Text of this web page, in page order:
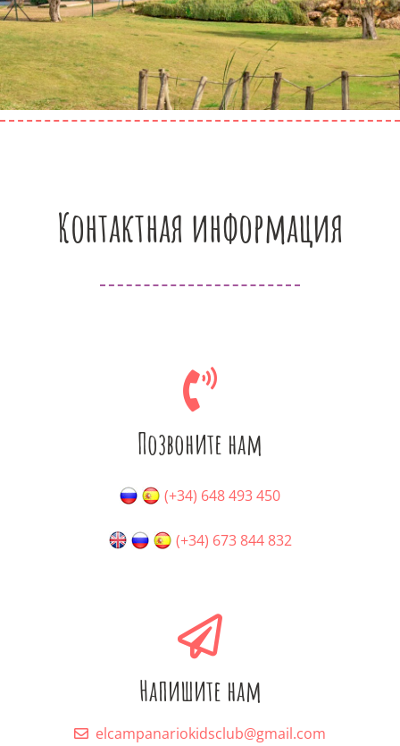
Контактная информация
Позвоните нам
(+34) 648 493 450
(+34) 673 844 832
Напишите нам
elcampanariokidsclub@gmail.com